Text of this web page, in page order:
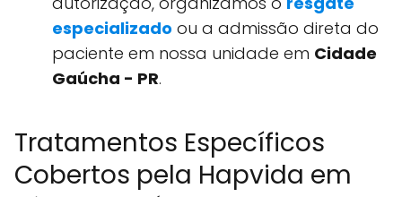
especializado ou a admissão direta do
paciente em nossa unidade em Cidade
Gaúcha - PR.
Tratamentos Específicos
Cobertos pela Hapvida em